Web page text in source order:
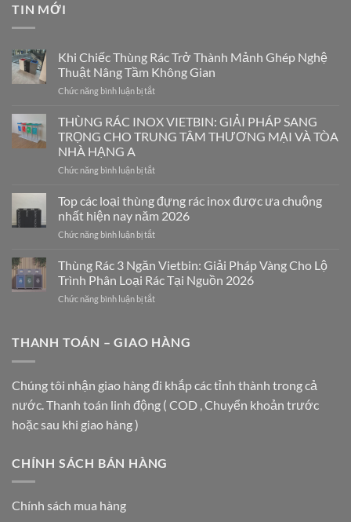
TIN MỚI
Khi Chiếc Thùng Rác Trở Thành Mảnh Ghép Nghệ
Thuật Nâng Tầm Không Gian
Chức năng bình luận bị tắtở
Chiếc
Rác
Thành
Ghép
Nghệ
Thuật
Nâng
Không
Gian
THÙNG RÁC INOX VIETBIN: GIẢI PHÁP SANG
TRỌNG CHO TRUNG TÂM THƯƠNG MẠI VÀ TÒA
NHÀ HẠNG A
Chức năng bình luận bị tắtở
RÁC
INOX
VIETBIN:
GIẢI
SANG
TRỌNG
TRUNG
MẠI
NHÀ
A
Top các loại thùng đựng rác inox được ưa chuộng
nhất hiện nay năm 2026
Chức năng bình luận bị tắtở
các
thùng
đựng
được
nhất
nay
Thùng Rác 3 Ngăn Vietbin: Giải Pháp Vàng Cho Lộ
Trình Phân Loại Rác Tại Nguồn 2026
Chức năng bình luận bị tắtở
3
Pháp
Vàng
Phân
THANH TOÁN – GIAO HÀNG
Chúng tôi nhận giao hàng đi khắp các tỉnh thành trong cả
nước. Thanh toán linh động ( COD , Chuyển khoản trước
hoặc sau khi giao hàng )
CHÍNH SÁCH BÁN HÀNG
Chính sách mua hàng